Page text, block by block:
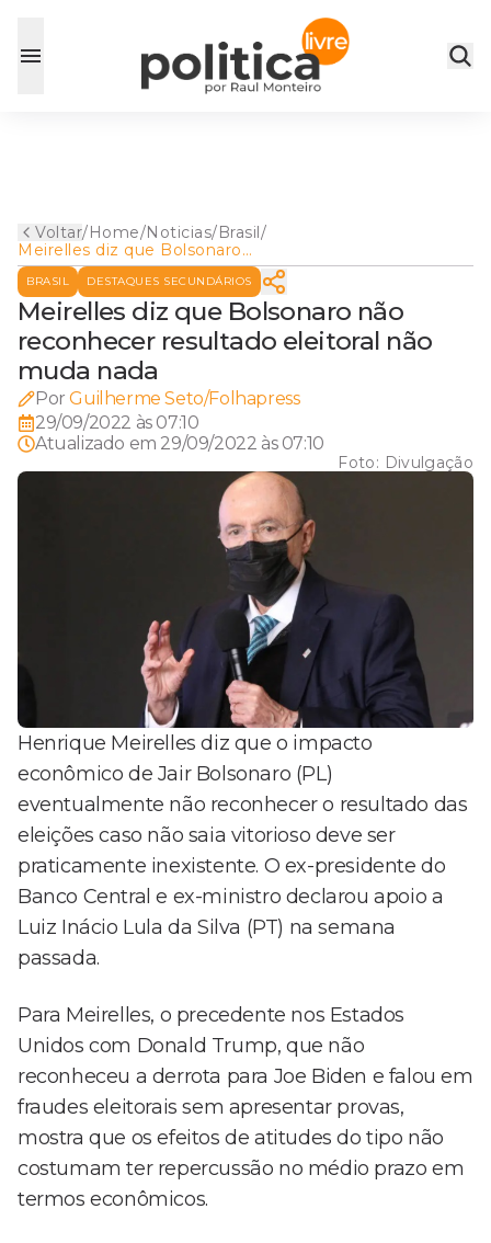
Voltar/Home/Noticias/Brasil/
Meirelles diz que Bolsonaro
não reconhecer resultado
eleitoral não muda nada
BRASIL DESTAQUES SECUNDÁRIOS
Meirelles diz que Bolsonaro não
reconhecer resultado eleitoral não
muda nada
Por Guilherme Seto/Folhapress
29/09/2022 às 07:10
Atualizado em 29/09/2022 às 07:10
Foto: Divulgação
Henrique Meirelles diz que o impacto
econômico de Jair Bolsonaro (PL)
eventualmente não reconhecer o resultado das
eleições caso não saia vitorioso deve ser
praticamente inexistente. O ex-presidente do
Banco Central e ex-ministro declarou apoio a
Luiz Inácio Lula da Silva (PT) na semana
passada.
Para Meirelles, o precedente nos Estados
Unidos com Donald Trump, que não
reconheceu a derrota para Joe Biden e falou em
fraudes eleitorais sem apresentar provas,
mostra que os efeitos de atitudes do tipo não
costumam ter repercussão no médio prazo em
termos econômicos.